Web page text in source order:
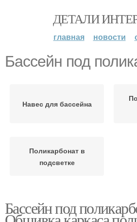
ДЕТАЛИ
главная новости
Бассейн под
Навес для бассейна
Поликарбонат в
подсветке
Бассейн под